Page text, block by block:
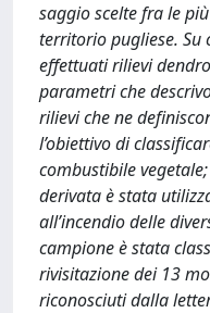
saggio scelte fra le
territorio pugliese. Su
effettuati rilievi
parametri che
rilievi che ne
l’obiettivo di
combustibile
derivata è stata
all’incendio delle
campione è stata
rivisitazione dei 13
riconosciuti dalla